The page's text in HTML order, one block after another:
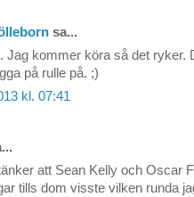
sa...
Jag kommer köra så det ryker.
på rulle på. ;)
kl. 07:41
att Sean Kelly och Oscar
tills dom visste vilken runda